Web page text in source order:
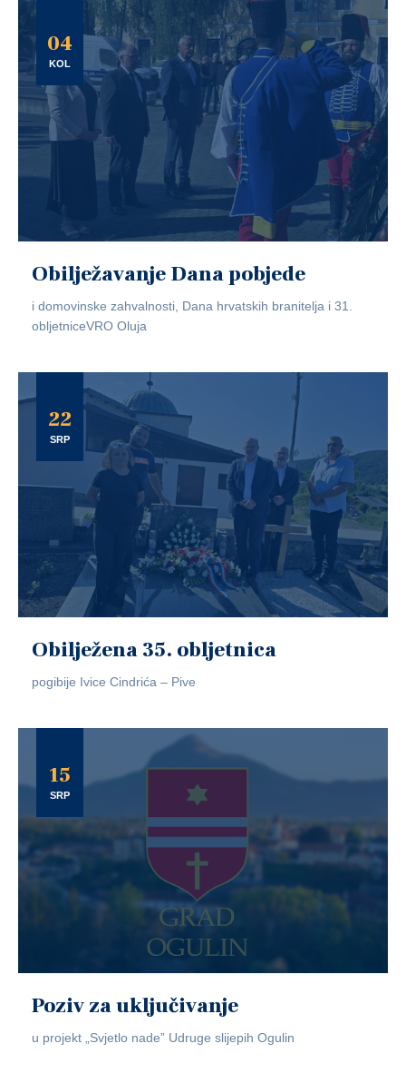
04
KOL
Obilježavanje Dana pobjede
i domovinske zahvalnosti, Dana hrvatskih branitelja i 31.
obljetniceVRO Oluja
22
SRP
Obilježena 35. obljetnica
pogibije Ivice Cindrića – Pive
15
SRP
Poziv za uključivanje
u projekt „Svjetlo nade” Udruge slijepih Ogulin